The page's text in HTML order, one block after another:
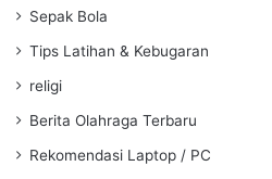
Sepak Bola
Tips Latihan & Kebugaran
religi
Berita Olahraga Terbaru
Rekomendasi Laptop / PC